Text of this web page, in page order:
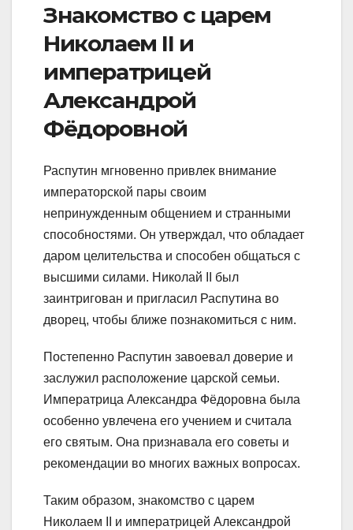
Знакомство с царем
Николаем II и
императрицей
Александрой
Фёдоровной
Распутин мгновенно привлек внимание
императорской пары своим
непринужденным общением и странными
способностями. Он утверждал, что обладает
даром целительства и способен общаться с
высшими силами. Николай II был
заинтригован и пригласил Распутина во
дворец, чтобы ближе познакомиться с ним.
Постепенно Распутин завоевал доверие и
заслужил расположение царской семьи.
Императрица Александра Фёдоровна была
особенно увлечена его учением и считала
его святым. Она признавала его советы и
рекомендации во многих важных вопросах.
Таким образом, знакомство с царем
Николаем II и императрицей Александрой